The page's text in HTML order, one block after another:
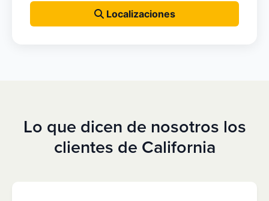
Localizaciones
Lo que dicen de nosotros los
clientes de California